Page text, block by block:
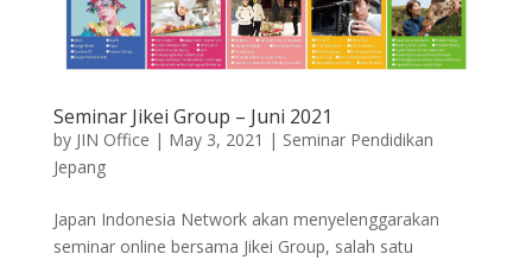
Seminar Jikei Group – Juni 2021
by JIN Office | May 3, 2021 | Seminar Pendidikan
Jepang
Japan Indonesia Network akan menyelenggarakan
seminar online bersama Jikei Group, salah satu